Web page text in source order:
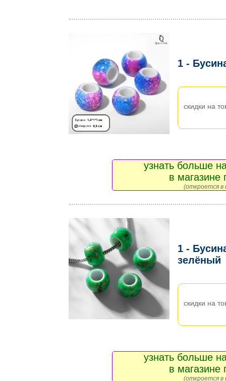
1 -
скидки на
узнать больше
в магазине
(откроется в
1 -
зелёный
скидки на
узнать больше
в магазине
(откроется в